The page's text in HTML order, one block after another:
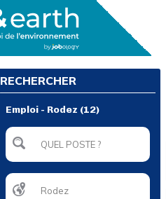
RECHERCHER
Emploi - Rodez (12)